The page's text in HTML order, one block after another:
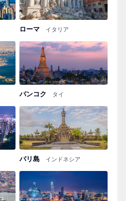
ローマ イタリア
バンコク タイ
バリ島 インドネシア